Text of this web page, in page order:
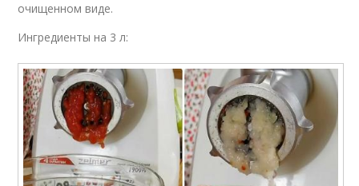
очищенном виде.
Ингредиенты на 3 л: